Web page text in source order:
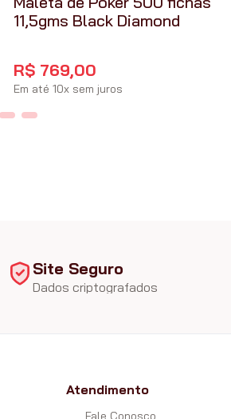
11,5gms Black Diamond
R$ 769,00
Em até10x sem juros
Site Seguro
Dados criptografados
Atendimento
Fale Conosco